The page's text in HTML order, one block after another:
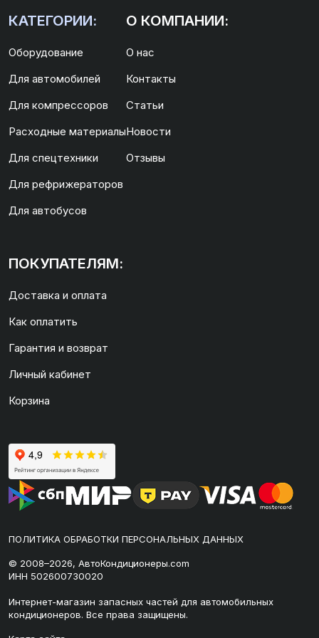
КАТЕГОРИИ:
Оборудование
Для автомобилей
Для компрессоров
Расходные материалы
Для спецтехники
Для рефрижераторов
Для автобусов
О КОМПАНИИ:
О нас
Контакты
Статьи
Новости
Отзывы
ПОКУПАТЕЛЯМ:
Доставка и оплата
Как оплатить
Гарантия и возврат
Личный кабинет
Корзина
ПОЛИТИКА ОБРАБОТКИ ПЕРСОНАЛЬНЫХ ДАННЫХ
© 2008–2026, АвтоКондиционеры.com
ИНН 502600730020
Интернет-магазин запасных частей для автомобильных
кондиционеров. Все права защищены.